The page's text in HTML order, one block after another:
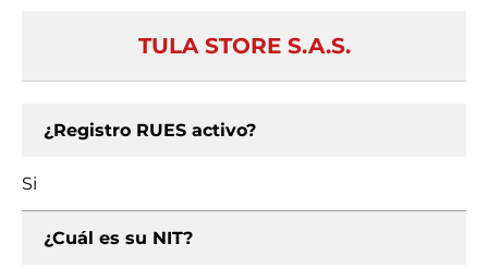
TULA STORE S.A.S.
¿Registro RUES activo?
Si
¿Cuál es su NIT?